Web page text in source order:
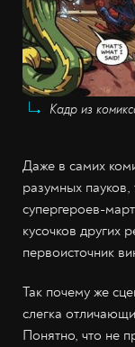
Кадр из
Даже в самих
разумных пауков,
супергероев-
кусочков других
первоисточник
Так почему же
слегка
Понятно, что не